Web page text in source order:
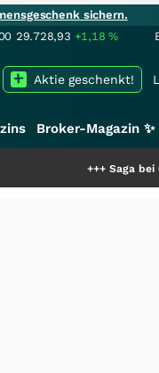
sichern.
29.728,93 +1,18%
Aktie geschenkt!
Broker-Magazin ✨
Saga bei 0,53